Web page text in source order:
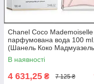
Chanel Coco Mademoiselle
парфумована вода 100 ml.
(Шанель Коко
В наявності
4 631,25 ₴ 7 125 ₴